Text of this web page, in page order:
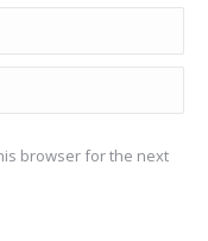
browser for the next